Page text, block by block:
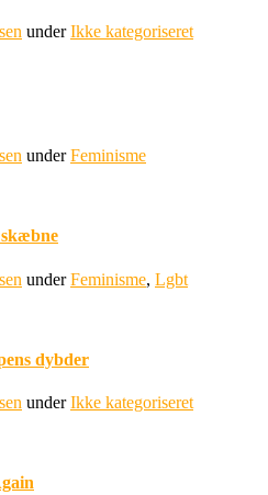
underIkke kategoriseret
underFeminisme
underFeminisme, Lgbt
dybder
underIkke kategoriseret